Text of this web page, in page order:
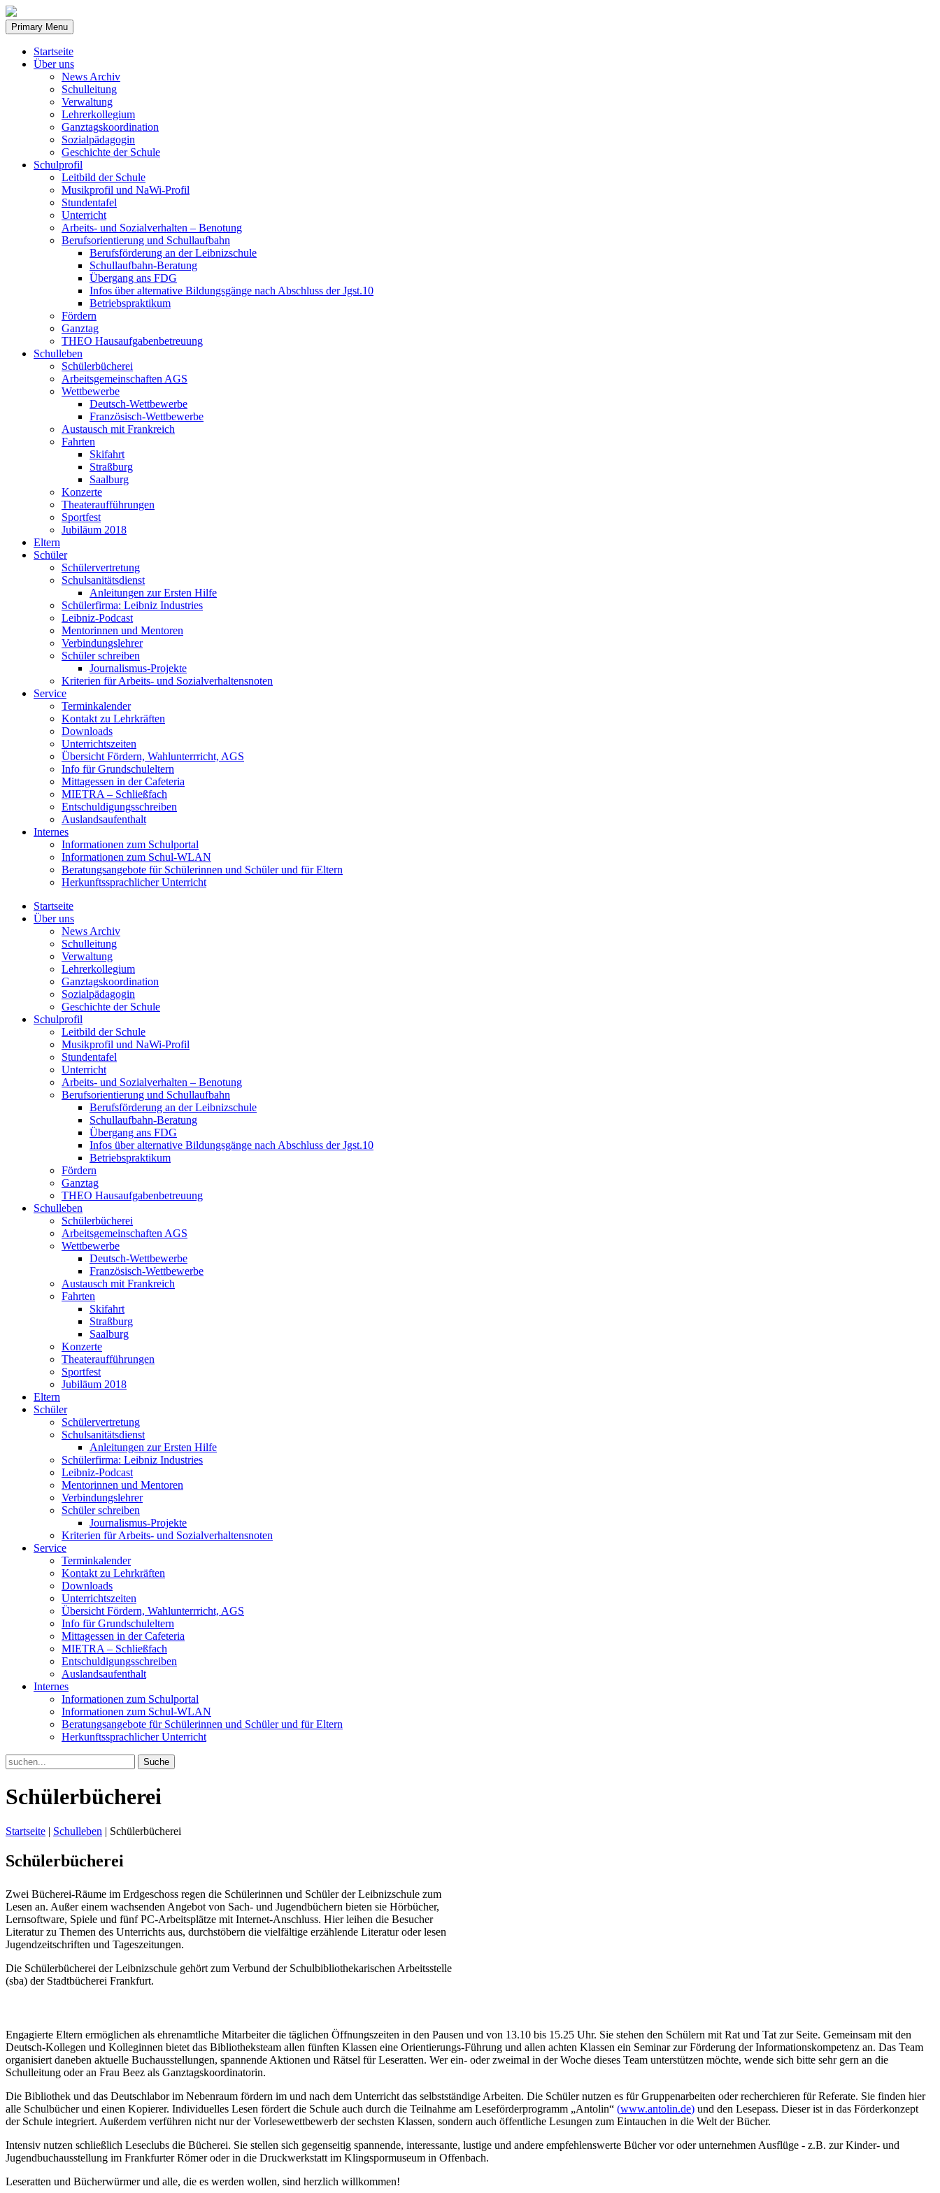
Skip
to
content
Primary Menu
Startseite
Über uns
News Archiv
Schulleitung
Verwaltung
Lehrerkollegium
Ganztagskoordination
Sozialpädagogin
Geschichte der Schule
Schulprofil
Leitbild der Schule
Musikprofil und NaWi-Profil
Stundentafel
Unterricht
Arbeits- und Sozialverhalten – Benotung
Berufsorientierung und Schullaufbahn
Berufsförderung an der Leibnizschule
Schullaufbahn-Beratung
Übergang ans FDG
Infos über alternative Bildungsgänge nach Abschluss der Jgst.10
Betriebspraktikum
Fördern
Ganztag
THEO Hausaufgabenbetreuung
Schulleben
Schülerbücherei
Arbeitsgemeinschaften AGS
Wettbewerbe
Deutsch-Wettbewerbe
Französisch-Wettbewerbe
Austausch mit Frankreich
Fahrten
Skifahrt
Straßburg
Saalburg
Konzerte
Theateraufführungen
Sportfest
Jubiläum 2018
Eltern
Schüler
Schülervertretung
Schulsanitätsdienst
Anleitungen zur Ersten Hilfe
Schülerfirma: Leibniz Industries
Leibniz-Podcast
Mentorinnen und Mentoren
Verbindungslehrer
Schüler schreiben
Journalismus-Projekte
Kriterien für Arbeits- und Sozialverhaltensnoten
Service
Terminkalender
Kontakt zu Lehrkräften
Downloads
Unterrichtszeiten
Übersicht Fördern, Wahlunterrricht, AGS
Info für Grundschuleltern
Mittagessen in der Cafeteria
MIETRA – Schließfach
Entschuldigungsschreiben
Auslandsaufenthalt
Internes
Informationen zum Schulportal
Informationen zum Schul-WLAN
Beratungsangebote für Schülerinnen und Schüler und für Eltern
Herkunftssprachlicher Unterricht
Startseite
Über uns
News Archiv
Schulleitung
Verwaltung
Lehrerkollegium
Ganztagskoordination
Sozialpädagogin
Geschichte der Schule
Schulprofil
Leitbild der Schule
Musikprofil und NaWi-Profil
Stundentafel
Unterricht
Arbeits- und Sozialverhalten – Benotung
Berufsorientierung und Schullaufbahn
Berufsförderung an der Leibnizschule
Schullaufbahn-Beratung
Übergang ans FDG
Infos über alternative Bildungsgänge nach Abschluss der Jgst.10
Betriebspraktikum
Fördern
Ganztag
THEO Hausaufgabenbetreuung
Schulleben
Schülerbücherei
Arbeitsgemeinschaften AGS
Wettbewerbe
Deutsch-Wettbewerbe
Französisch-Wettbewerbe
Austausch mit Frankreich
Fahrten
Skifahrt
Straßburg
Saalburg
Konzerte
Theateraufführungen
Sportfest
Jubiläum 2018
Eltern
Schüler
Schülervertretung
Schulsanitätsdienst
Anleitungen zur Ersten Hilfe
Schülerfirma: Leibniz Industries
Leibniz-Podcast
Mentorinnen und Mentoren
Verbindungslehrer
Schüler schreiben
Journalismus-Projekte
Kriterien für Arbeits- und Sozialverhaltensnoten
Service
Terminkalender
Kontakt zu Lehrkräften
Downloads
Unterrichtszeiten
Übersicht Fördern, Wahlunterrricht, AGS
Info für Grundschuleltern
Mittagessen in der Cafeteria
MIETRA – Schließfach
Entschuldigungsschreiben
Auslandsaufenthalt
Internes
Informationen zum Schulportal
Informationen zum Schul-WLAN
Beratungsangebote für Schülerinnen und Schüler und für Eltern
Herkunftssprachlicher Unterricht
Search
for:
Schülerbücherei
Startseite | Schulleben | Schülerbücherei
Schülerbücherei
Zwei Bücherei-Räume im Erdgeschoss regen die Schülerinnen und Schüler der Leibnizschule zum
Lesen an. Außer einem wachsenden Angebot von Sach- und Jugendbüchern bieten sie Hörbücher,
Lernsoftware, Spiele und fünf PC-Arbeitsplätze mit Internet-Anschluss. Hier leihen die Besucher
Literatur zu Themen des Unterrichts aus, durchstöbern die vielfältige erzählende Literatur oder lesen
Jugendzeitschriften und Tageszeitungen.
Die Schülerbücherei der Leibnizschule gehört zum Verbund der Schulbibliothekarischen Arbeitsstelle
(sba) der Stadtbücherei Frankfurt.
Engagierte Eltern ermöglichen als ehrenamtliche Mitarbeiter die täglichen Öffnungszeiten in den Pausen und von 13.10 bis 15.25 Uhr. Sie stehen den Schülern mit Rat und Tat zur Seite. Gemeinsam mit den
Deutsch-Kollegen und Kolleginnen bietet das Bibliotheksteam allen fünften Klassen eine Orientierungs-Führung und allen achten Klassen ein Seminar zur Förderung der Informationskompetenz an. Das Team
organisiert daneben aktuelle Buchausstellungen, spannende Aktionen und Rätsel für Leseratten. Wer ein- oder zweimal in der Woche dieses Team unterstützen möchte, wende sich bitte sehr gern an die
Schulleitung oder an Frau Beez als Ganztagskoordinatorin.
Die Bibliothek und das Deutschlabor im Nebenraum fördern im und nach dem Unterricht das selbstständige Arbeiten. Die Schüler nutzen es für Gruppenarbeiten oder recherchieren für Referate. Sie finden hier
alle Schulbücher und einen Kopierer. Individuelles Lesen fördert die Schule auch durch die Teilnahme am Leseförderprogramm „Antolin“ (www.antolin.de) und den Lesepass. Dieser ist in das Förderkonzept
der Schule integriert. Außerdem verführen nicht nur der Vorlesewettbewerb der sechsten Klassen, sondern auch öffentliche Lesungen zum Eintauchen in die Welt der Bücher.
Intensiv nutzen schließlich Leseclubs die Bücherei. Sie stellen sich gegenseitig spannende, interessante, lustige und andere empfehlenswerte Bücher vor oder unternehmen Ausflüge - z.B. zur Kinder- und
Jugendbuchausstellung im Frankfurter Römer oder in die Druckwerkstatt im Klingspormuseum in Offenbach.
Leseratten und Bücherwürmer und alle, die es werden wollen, sind herzlich willkommen!